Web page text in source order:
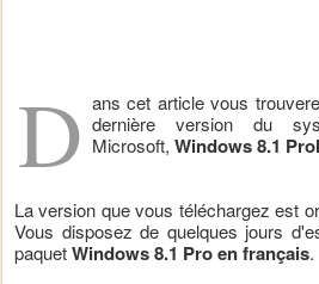
D ans cet article vous
dernière version du
Microsoft, Windows 8.1
La version que vous téléchargez est
Vous disposez de quelques jours
paquetWindows 8.1 Pro en français.